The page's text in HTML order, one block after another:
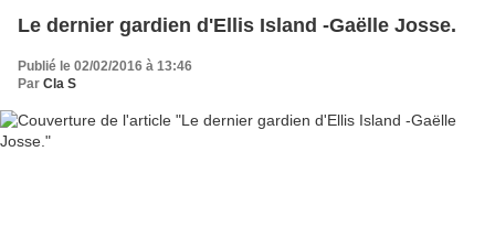
Le dernier gardien d'Ellis Island -Gaëlle Josse.
Publié le 02/02/2016 à 13:46
Par Cla S